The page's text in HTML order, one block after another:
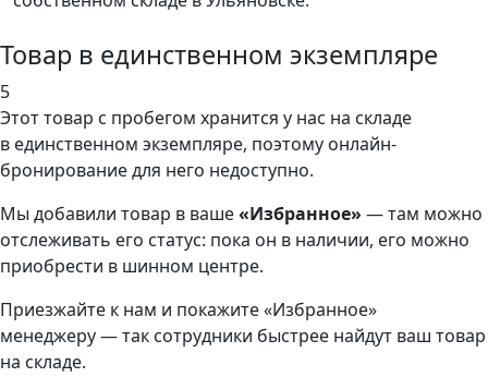
Товар в единственном экземпляре
5
Этот товар с пробегом хранится у нас на складе
в единственном экземпляре, поэтому онлайн-
бронирование для него недоступно.
Мы добавили товар в ваше«Избранное» — там можно
отслеживать его статус: пока он в наличии, его можно
приобрести в шинном центре.
Приезжайте к нам и покажите «Избранное»
менеджеру — так сотрудники быстрее найдут ваш товар
на складе.